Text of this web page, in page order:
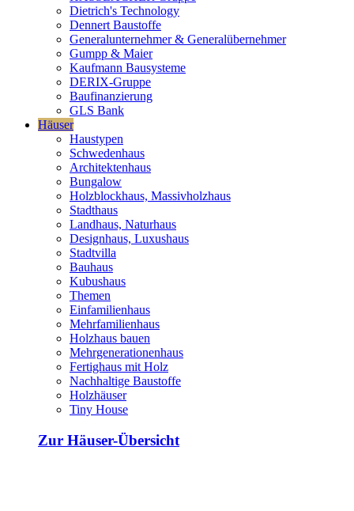
Dietrich's Technology
Dennert Baustoffe
Generalunternehmer & Generalübernehmer
Gumpp & Maier
Kaufmann Bausysteme
DERIX-Gruppe
Baufinanzierung
GLS Bank
Häuser
Haustypen
Schwedenhaus
Architektenhaus
Bungalow
Holzblockhaus, Massivholzhaus
Stadthaus
Landhaus, Naturhaus
Designhaus, Luxushaus
Stadtvilla
Bauhaus
Kubushaus
Themen
Einfamilienhaus
Mehrfamilienhaus
Holzhaus bauen
Mehrgenerationenhaus
Fertighaus mit Holz
Nachhaltige Baustoffe
Holzhäuser
Tiny House
Zur Häuser-Übersicht